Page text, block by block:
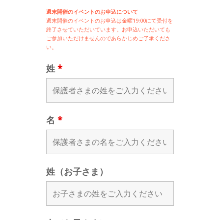
週末開催のイベントのお申込について
週末開催のイベントのお申込は金曜19:00にて受付を
終了させていただいています。お申込いただいても
ご参加いただけませんのであらかじめご了承くださ
い。
姓 *
名 *
姓（お子さま）